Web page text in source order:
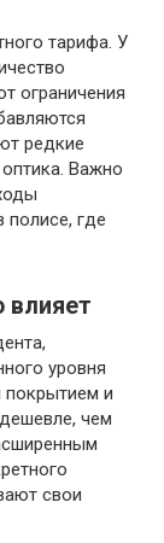
тарифа. У
ограничения
редкие
оптика. Важно
полисе, где
влияет
уровня
покрытием и
чем
свои